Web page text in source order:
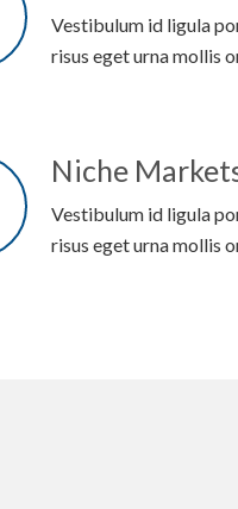
Vestibulum id ligula
risus eget urna mollis
Niche
Vestibulum id ligula
risus eget urna mollis